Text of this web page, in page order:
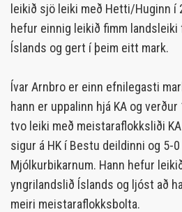
leikið sjö leiki með Hetti/Huginn í
hefur einnig leikið fimm
Íslands og gert í þeim eitt mark.
Ívar Arnbro er einn efnilegasti
hann er uppalinn hjá KA og
tvo leiki með meistaraflokksliði
sigur á HK í Bestu deildinni og 5-
Mjólkurbikarnum. Hann hefur
yngrilandslið Íslands og ljóst að
meiri meistaraflokksbolta.